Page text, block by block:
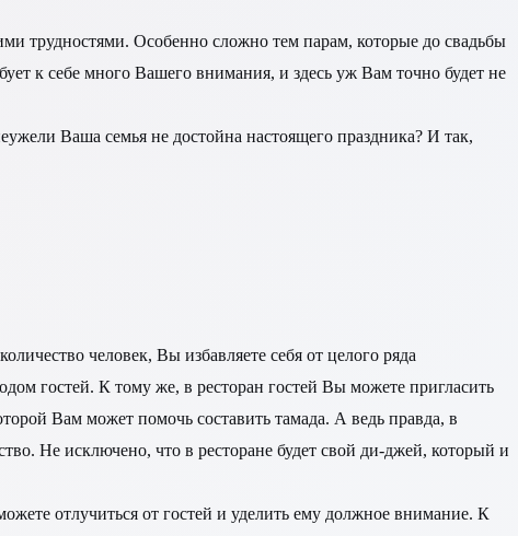
трудностями. Особенно сложно тем парам, которые до свадьбы
к себе много Вашего внимания, и здесь уж Вам точно будет не
Ваша семья не достойна настоящего праздника? И так,
человек, Вы избавляете себя от целого ряда
гостей. К тому же, в ресторан гостей Вы можете пригласить
Вам может помочь составить тамада. А ведь правда, в
Не исключено, что в ресторане будет свой ди-джей, который и
отлучиться от гостей и уделить ему должное внимание. К